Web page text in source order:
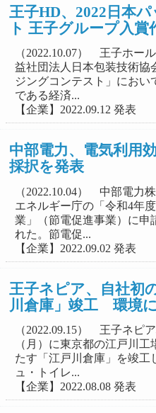
王子HD、2022日本
ト 王子グループ入賞
（2022.10.07） 王子ホー
益社団法人日本包装技術協
ジングコンテスト」におい
である経済...
【企業】2022.09.12 発表
中部電力、電気利用
採択を発表
（2022.10.04） 中部電力
エネルギー庁の「令和4年
業」（節電促進事業）に申
れた。節電促...
【企業】2022.09.02 発表
王子ネピア、自社初
川倉庫」竣工 環境
（2022.09.15） 王子ネピ
（月）に東京都の江戸川
たす「江戸川倉庫」を竣
ュ・トイレ...
【企業】2022.08.08 発表